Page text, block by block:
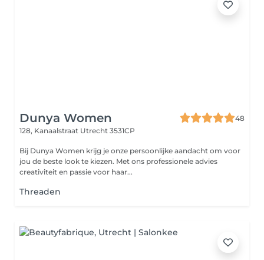
Dunya Women
48
128, Kanaalstraat Utrecht 3531CP
Bij Dunya Women krijg je onze persoonlijke aandacht om voor
jou de beste look te kiezen. Met ons professionele advies
creativiteit en passie voor haar...
Threaden